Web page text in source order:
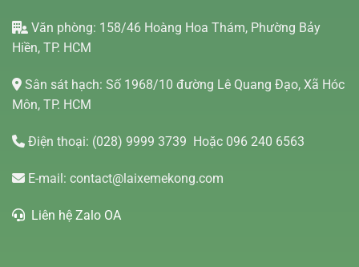
Văn phòng: 158/46 Hoàng Hoa Thám, Phường Bảy
Hiền, TP. HCM
Sân sát hạch: Số 1968/10 đường Lê Quang Đạo, Xã Hóc
Môn, TP. HCM
Điện thoại: (028) 9999 3739 Hoặc 096 240 6563
E-mail: contact@laixemekong.com
Liên hệ Zalo OA